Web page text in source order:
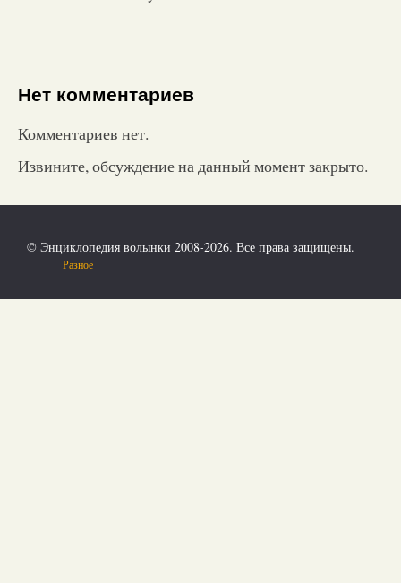
Нет комментариев
Комментариев нет.
Извините, обсуждение на данный момент закрыто.
© Энциклопедия волынки 2008-2026. Все права защищены.
Разное